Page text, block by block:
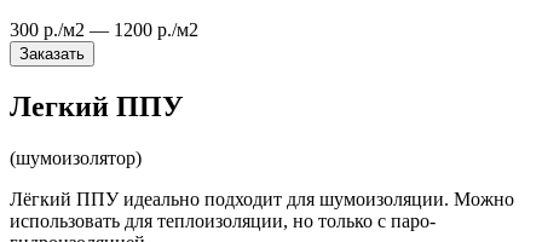
300 р./м2 — 1200 р./м2
Заказать
Легкий ППУ
(шумоизолятор)
Лёгкий ППУ идеально подходит для шумоизоляции. Можно
использовать для теплоизоляции, но только с паро-